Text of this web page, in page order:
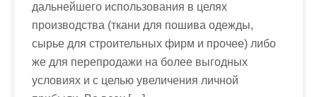
дальнейшего использования в целях
производства (ткани для пошива одежды,
сырье для строительных фирм и прочее) либо
же для перепродажи на более выгодных
условиях и с целью увеличения личной